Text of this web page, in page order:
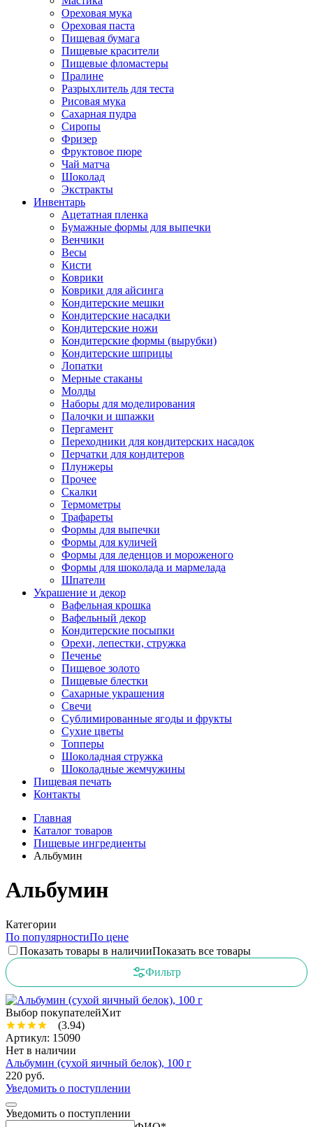
Ореховая мука
Ореховая паста
Пищевая бумага
Пищевые красители
Пищевые фломастеры
Пралине
Разрыхлитель для теста
Рисовая мука
Сахарная пудра
Сиропы
Фризер
Фруктовое пюре
Чай матча
Шоколад
Экстракты
Инвентарь
Ацетатная пленка
Бумажные формы для выпечки
Венчики
Весы
Кисти
Коврики
Коврики для айсинга
Кондитерские мешки
Кондитерские насадки
Кондитерские ножи
Кондитерские формы (вырубки)
Кондитерские шприцы
Лопатки
Мерные стаканы
Молды
Наборы для моделирования
Палочки и шпажки
Пергамент
Переходники для кондитерских насадок
Перчатки для кондитеров
Плунжеры
Прочее
Скалки
Термометры
Трафареты
Формы для выпечки
Формы для куличей
Формы для леденцов и мороженого
Формы для шоколада и мармелада
Шпатели
Украшение и декор
Вафельная крошка
Вафельный декор
Кондитерские посыпки
Орехи, лепестки, стружка
Печенье
Пищевое золото
Пищевые блестки
Сахарные украшения
Свечи
Сублимированные ягоды и фрукты
Сухие цветы
Топперы
Шоколадная стружка
Шоколадные жемчужины
Пищевая печать
Контакты
Главная
Каталог товаров
Пищевые ингредиенты
Альбумин
Альбумин
Категории
По популярностиПо цене
Показать товары в наличииПоказать все товары
Фильтр
Выбор покупателейХит
(3.94)
Артикул: 15090
Нет в наличии
Альбумин (сухой яичный белок), 100 г
220 руб.
Уведомить о поступлении
Уведомить о поступлении